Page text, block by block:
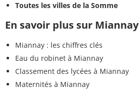
Toutes les villes de la Somme
En savoir plus sur Miannay
Miannay : les chiffres clés
Eau du robinet à Miannay
Classement des lycées à Miannay
Maternités à Miannay